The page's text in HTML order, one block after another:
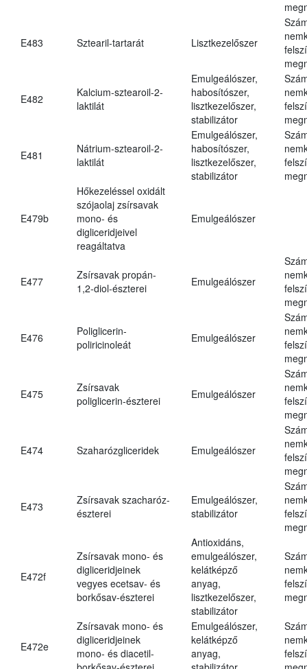
E483 Sztearil-tartarát Lisztkezelőszer
E482
Kalcium-sztearoil-2-
laktilát
Emulgeálószer,
habosítószer,
lisztkezelőszer,
stabilizátor
E481
Nátrium-sztearoil-2-
laktilát
Emulgeálószer,
habosítószer,
lisztkezelőszer,
stabilizátor
E479b
Hőkezeléssel oxidált
szójaolaj zsírsavak
mono- és
digliceridjeivel
reagáltatva
Emulgeálószer
E477
Zsírsavak propán-
1,2-diol-észterei
Emulgeálószer
E476
Poliglicerin-
poliricinoleát
Emulgeálószer
E475
Zsírsavak
poliglicerin-észterei
Emulgeálószer
E474 Szaharózgliceridek Emulgeálószer
E473
Zsírsavak szacharóz-
észterei
Emulgeálószer,
stabilizátor
E472f
Zsírsavak mono- és
digliceridjeinek
vegyes ecetsav- és
borkősav-észterei
Antioxidáns,
emulgeálószer,
kelátképző
anyag,
lisztkezelőszer,
stabilizátor
E472e
Zsírsavak mono- és
digliceridjeinek
mono- és diacetil-
Emulgeálószer,
kelátképző
anyag,